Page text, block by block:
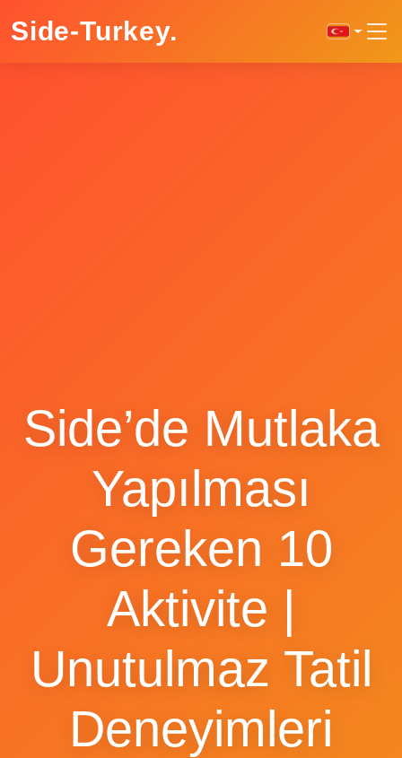
Side-Turkey.
Side’de Mutlaka
Yapılması
Gereken 10
Aktivite |
Unutulmaz Tatil
Deneyimleri